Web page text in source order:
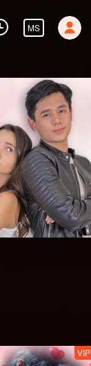
MS
VIP